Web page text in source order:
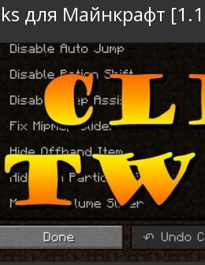
для Майнкрафт